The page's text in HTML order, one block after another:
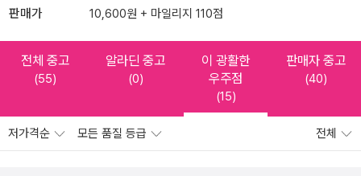
판매가 10,600원 + 마일리지 110점
전체 중고
(55)
알라딘 중고
(0)
이 광활한
우주점
(15)
판매자 중고
(40)
저가격순 모든 품질 등급 전체